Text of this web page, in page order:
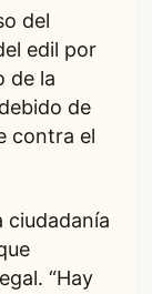
del
edil por
de la
de
contra el
ciudadanía
“Hay